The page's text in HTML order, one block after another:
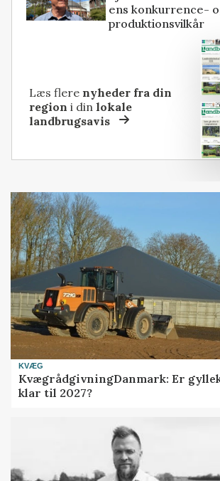
ens konkurrence-
produktionsvilkår
Læs flere nyheder fra din
region i dinlokale
landbrugsavis
KVÆG
KvægrådgivningDanmark: Er
klar til 2027?